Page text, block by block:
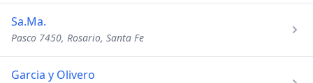
Sa.Ma.
Pasco 7450, Rosario, Santa Fe
Garcia y Olivero